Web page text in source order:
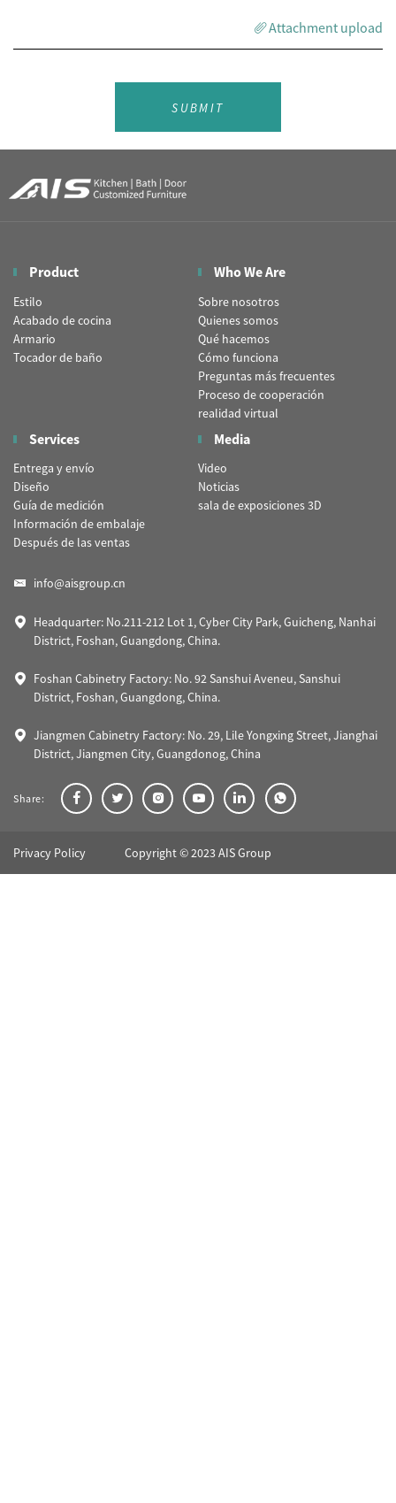
Attachment upload
SUBMIT
Product
Estilo
Acabado de cocina
Armario
Tocador de baño
Who We Are
Sobre nosotros
Quienes somos
Qué hacemos
Cómo funciona
Preguntas más frecuentes
Proceso de cooperación
realidad virtual
Services
Entrega y envío
Diseño
Guía de medición
Información de embalaje
Después de las ventas
Media
Video
Noticias
sala de exposiciones 3D
info@aisgroup.cn
Headquarter: No.211-212 Lot 1, Cyber City Park, Guicheng, Nanhai
District, Foshan, Guangdong, China.
Foshan Cabinetry Factory: No. 92 Sanshui Aveneu, Sanshui
District, Foshan, Guangdong, China.
Jiangmen Cabinetry Factory: No. 29, Lile Yongxing Street, Jianghai
District, Jiangmen City, Guangdonog, China
Share:
Privacy Policy Copyright © 2023 AIS Group